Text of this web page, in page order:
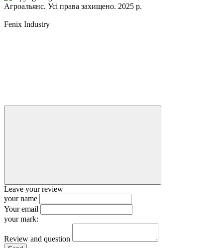
Агроальянс. Усі права захищено. 2025 р.
Fenix Industry
Leave your review
your name
Your email
your mark:
Review and question